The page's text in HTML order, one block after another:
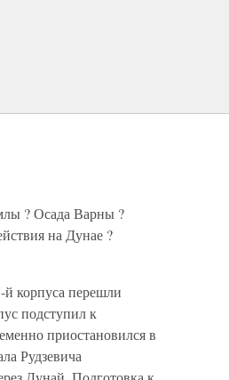
? Осада Варны ?
на Дунае ?
корпуса перешли
подступил к
приостановился в
Рудзевича